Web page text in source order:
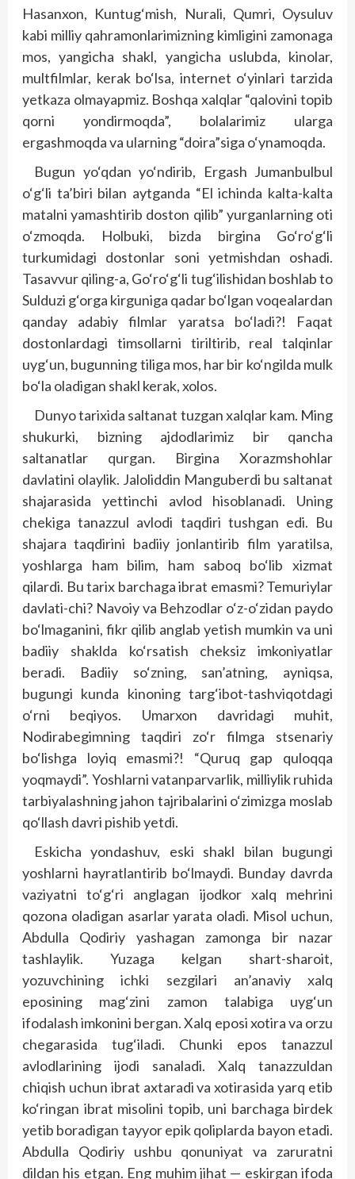
Hasanxon, Kuntug‘mish, Nurali, Qumri, Oysuluv
kabi milliy qahramonlarimizning kimligini zamonaga
mos, yangicha shakl, yangicha uslubda, kinolar,
multfilmlar, kerak bo‘lsa, internet o‘yinlari tarzida
yetkaza olmayapmiz. Boshqa xalqlar “qalovini topib
qorni yondirmoqda”, bolalarimiz ularga
ergashmoqda va ularning “doira”siga o‘ynamoqda.
Bugun yo‘qdan yo‘ndirib, Ergash Jumanbulbul
o‘g‘li ta’biri bilan aytganda “El ichinda kalta-kalta
matalni yamashtirib doston qilib” yurganlarning oti
o‘zmoqda. Holbuki, bizda birgina Go‘ro‘g‘li
turkumidagi dostonlar soni yetmishdan oshadi.
Tasavvur qiling-a, Go‘ro‘g‘li tug‘ilishidan boshlab to
Sulduzi g‘orga kirguniga qadar bo‘lgan voqealardan
qanday adabiy filmlar yaratsa bo‘ladi?! Faqat
dostonlardagi timsollarni tiriltirib, real talqinlar
uyg‘un, bugunning tiliga mos, har bir ko‘ngilda mulk
bo‘la oladigan shakl kerak, xolos.
Dunyo tarixida saltanat tuzgan xalqlar kam. Ming
shukurki, bizning ajdodlarimiz bir qancha
saltanatlar qurgan. Birgina Xorazmshohlar
davlatini olaylik. Jaloliddin Manguberdi bu saltanat
shajarasida yettinchi avlod hisoblanadi. Uning
chekiga tanazzul avlodi taqdiri tushgan edi. Bu
shajara taqdirini badiiy jonlantirib film yaratilsa,
yoshlarga ham bilim, ham saboq bo‘lib xizmat
qilardi. Bu tarix barchaga ibrat emasmi? Temuriylar
davlati-chi? Navoiy va Behzodlar o‘z-o‘zidan paydo
bo‘lmaganini, fikr qilib anglab yetish mumkin va uni
badiiy shaklda ko‘rsatish cheksiz imkoniyatlar
beradi. Badiiy so‘zning, san’atning, ayniqsa,
bugungi kunda kinoning targ‘ibot-tashviqotdagi
o‘rni beqiyos. Umarxon davridagi muhit,
Nodirabegimning taqdiri zo‘r filmga stsenariy
bo‘lishga loyiq emasmi?! “Quruq gap quloqqa
yoqmaydi”. Yoshlarni vatanparvarlik, milliylik ruhida
tarbiyalashning jahon tajribalarini o‘zimizga moslab
qo‘llash davri pishib yetdi.
Eskicha yondashuv, eski shakl bilan bugungi
yoshlarni hayratlantirib bo‘lmaydi. Bunday davrda
vaziyatni to‘g‘ri anglagan ijodkor xalq mehrini
qozona oladigan asarlar yarata oladi. Misol uchun,
Abdulla Qodiriy yashagan zamonga bir nazar
tashlaylik. Yuzaga kelgan shart-sharoit,
yozuvchining ichki sezgilari an’anaviy xalq
eposining mag‘zini zamon talabiga uyg‘un
ifodalash imkonini bergan. Xalq eposi xotira va orzu
chegarasida tug‘iladi. Chunki epos tanazzul
avlodlarining ijodi sanaladi. Xalq tanazzuldan
chiqish uchun ibrat axtaradi va xotirasida yarq etib
ko‘ringan ibrat misolini topib, uni barchaga birdek
yetib boradigan tayyor epik qoliplarda bayon etadi.
Abdulla Qodiriy ushbu qonuniyat va zaruratni
dildan his etgan. Eng muhim jihat — eskirgan ifoda